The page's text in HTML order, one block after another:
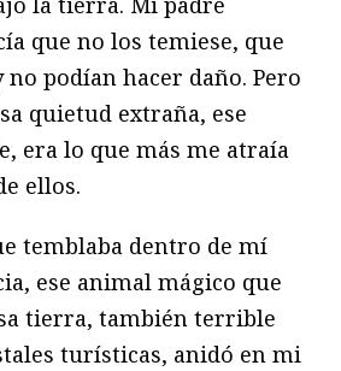
que no los temiese, que
podían hacer daño. Pero
quietud extraña, ese
era lo que más me atraía
ellos.
temblaba dentro de mí
ese animal mágico que
tierra, también terrible
turísticas, anidó en mi